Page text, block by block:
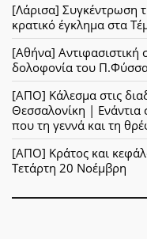
[Λάρισα] Συγκέντρωση
κρατικό έγκλημα στα
[Αθήνα]
δολοφονία του
[ΑΠΟ] Κάλεσμα στις
Θεσσαλονίκη | Ενάντια
που τη γεννά και τη
[ΑΠΟ] Κράτος και
Τετάρτη 20 Νοέμβρη